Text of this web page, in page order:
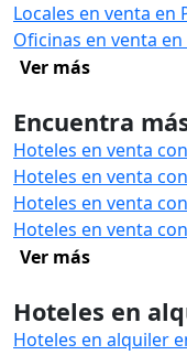
Locales en venta en
Oficinas en venta en
Ver más
Encuentra
Hoteles en venta
Hoteles en venta
Hoteles en venta
Hoteles en venta
Ver más
Hoteles en
Hoteles en alquiler